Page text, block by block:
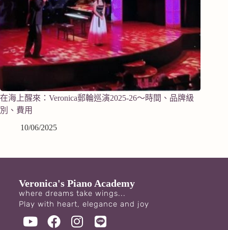
在海上醒來：Veronica郵輪巡演2025-26～時間、品牌級
別、費用
10/06/2025
Veronica's Piano Academy
where dreams take wings...
Play with heart, elegance and joy